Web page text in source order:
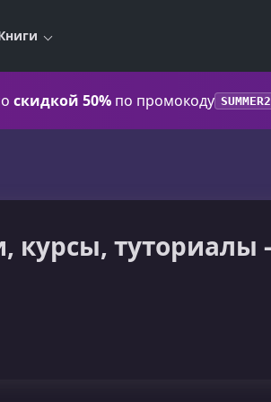
скидкой 50% по промокоду
курсы, туториалы